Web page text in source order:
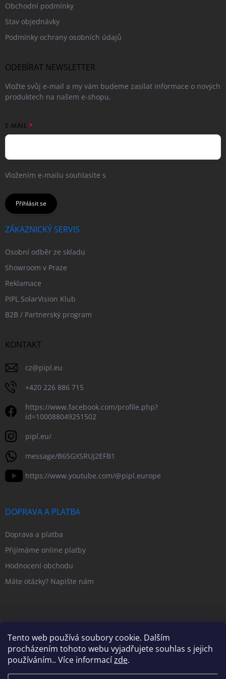
Tento web používá soubory cookie. Dalším
procházením tohoto webu vyjadřujete souhlas s jejich
používáním.. Více informacízde.
Obchodní podmínky
Stav objednávky
Podmínky ochrany osobních údajů
ODEBÍRAT NEWSLETTER
Vložte svůj e-mail a my vám budeme zasílat informace o nových
produktech na našem e-shopu.
E-MAIL
Vložením e-mailu souhlasíte s
Přihlásit se
ZÁKAZNICKÝ SERVIS
Osobní odběr ze skladu
Showroom v Praze
Reklamace
PIPL SolarVision Klub
B2B / Partnerský program
KONTAKT
cz@pipl.eu
+420 226 886 715
https://www.facebook.com/profile.php?
id=100088049251502
pipl.eu/
message/B65GXSRUJ2EFB1
https://www.youtube.com/@pipl.europe
DOPRAVA A PLATBA
Doprava a platba
Přijímáme online platby
Hodnocení obchodu
Máte otázky? Napište nám